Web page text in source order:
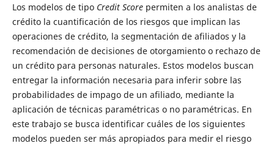
Los modelos de tipo Credit Scorepermiten a los analistas de
crédito la cuantificación de los riesgos que implican las
operaciones de crédito, la segmentación de afiliados y la
recomendación de decisiones de otorgamiento o rechazo de
un crédito para personas naturales. Estos modelos buscan
entregar la información necesaria para inferir sobre las
probabilidades de impago de un afiliado, mediante la
aplicación de técnicas paramétricas o no paramétricas. En
este trabajo se busca identificar cuáles de los siguientes
modelos pueden ser más apropiados para medir el riesgo